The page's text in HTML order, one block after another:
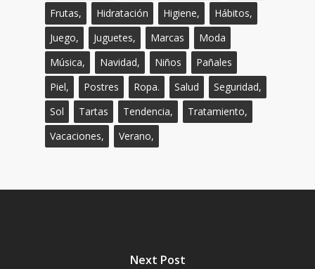
Frutas,
Hidratación Higiene,
Hábitos,
Juego,
Juguetes, Marcas
Moda
Música,
Navidad, Niños
Pañales
Piel,
Postres Ropa. Salud
Seguridad,
Sol
Tartas Tendencia,
Tratamiento,
Vacaciones,
Verano,
Next Post